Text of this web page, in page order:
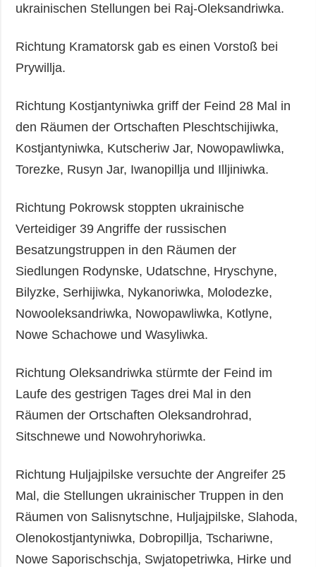
ukrainischen Stellungen bei Raj-Oleksandriwka.
Richtung Kramatorsk gab es einen Vorstoß bei
Prywillja.
Richtung Kostjantyniwka griff der Feind 28 Mal in
den Räumen der Ortschaften Pleschtschijiwka,
Kostjantyniwka, Kutscheriw Jar, Nowopawliwka,
Torezke, Rusyn Jar, Iwanopillja und Illjiniwka.
Richtung Pokrowsk stoppten ukrainische
Verteidiger 39 Angriffe der russischen
Besatzungstruppen in den Räumen der
Siedlungen Rodynske, Udatschne, Hryschyne,
Bilyzke, Serhijiwka, Nykanoriwka, Molodezke,
Nowooleksandriwka, Nowopawliwka, Kotlyne,
Nowe Schachowe und Wasyliwka.
Richtung Oleksandriwka stürmte der Feind im
Laufe des gestrigen Tages drei Mal in den
Räumen der Ortschaften Oleksandrohrad,
Sitschnewe und Nowohryhoriwka.
Richtung Huljajpilske versuchte der Angreifer 25
Mal, die Stellungen ukrainischer Truppen in den
Räumen von Salisnytschne, Huljajpilske, Slahoda,
Olenokostjantyniwka, Dobropillja, Tschariwne,
Nowe Saporischschja, Swjatopetriwka, Hirke und